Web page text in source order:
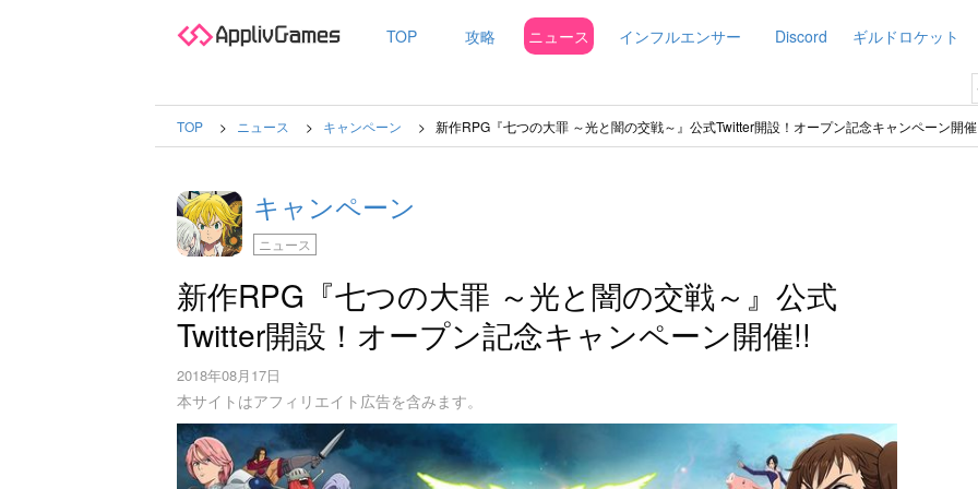
TOP 攻略 ニュース インフルエンサー Discord ギルドロケット
TOP ニュース キャンペーン 新作RPG『七つの大罪 ～光と闇の交戦～』公式Twitter開設！オープン記念キャンペーン開
キャンペーン
ニュース
新作RPG『七つの大罪 ～光と闇の交戦～』公式
Twitter開設！オープン記念キャンペーン開催!!
2018年08月17日
本サイトはアフィリエイト広告を含みます。